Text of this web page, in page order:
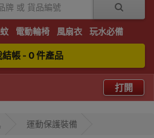
電動輪椅 風扇衣 玩水必備
結帳 - 0 件產品
打開
運動保護裝備